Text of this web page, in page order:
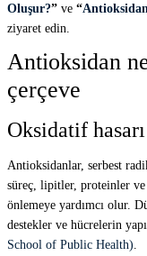
Oluşur?” ve “
ziyaret edin.
Antioksidan
çerçeve
Oksidatif hasarı
Antioksidanlar, serbest
süreç, lipitler, proteinler
önlemeye yardımcı olur.
destekler ve hücrelerin
School of Public Health)